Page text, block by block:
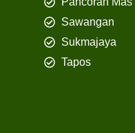
Sawangan
Sukmajaya
Tapos